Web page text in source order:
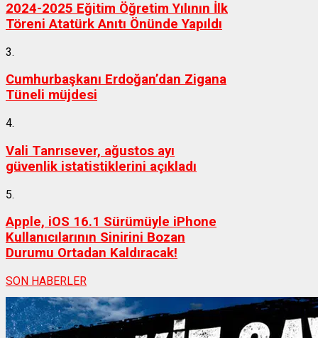
2024-2025 Eğitim Öğretim Yılının İlk
Töreni Atatürk Anıtı Önünde Yapıldı
3.
Cumhurbaşkanı Erdoğan’dan Zigana
Tüneli müjdesi
4.
Vali Tanrısever, ağustos ayı
güvenlik istatistiklerini açıkladı
5.
Apple, iOS 16.1 Sürümüyle iPhone
Kullanıcılarının Sinirini Bozan
Durumu Ortadan Kaldıracak!
SON HABERLER